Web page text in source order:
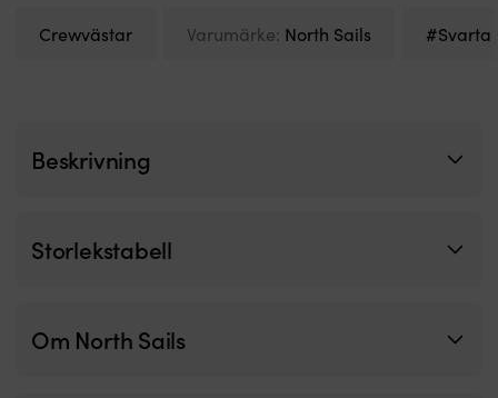
Crewvästar Varumärke: North Sails #Svarta
Beskrivning
Storlekstabell
Om North Sails